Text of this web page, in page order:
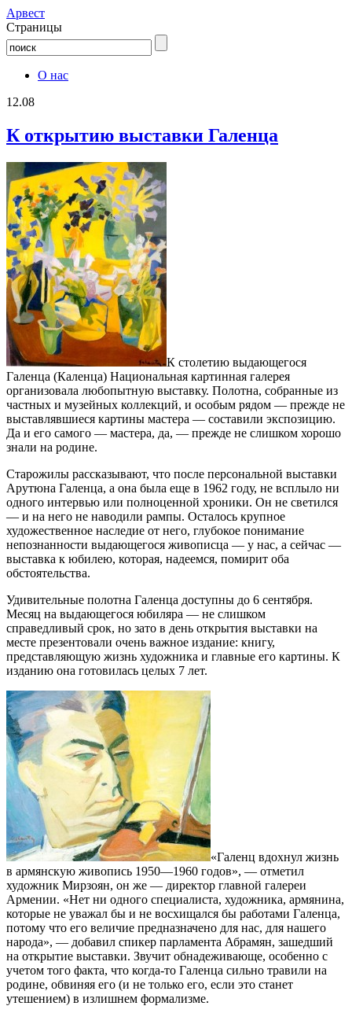
Aрвест
Страницы
О нас
12.08
К открытию выставки Галенца
К столетию выдающегося
Галенца (Каленца) Национальная картинная галерея
организовала любопытную выставку. Полотна, собранные из
частных и музейных коллекций, и особым рядом — прежде не
выставлявшиеся картины мастера — составили экспозицию.
Да и его самого — мастера, да, — прежде не слишком хорошо
знали на родине.
Старожилы рассказывают, что после персональной выставки
Арутюна Галенца, а она была еще в 1962 году, не всплыло ни
одного интервью или полноценной хроники. Он не светился
— и на него не наводили рампы. Осталось крупное
художественное наследие от него, глубокое понимание
непознанности выдающегося живописца — у нас, а сейчас —
выставка к юбилею, которая, надеемся, помирит оба
обстоятельства.
Удивительные полотна Галенца доступны до 6 сентября.
Месяц на выдающегося юбиляра — не слишком
справедливый срок, но зато в день открытия выставки на
месте презентовали очень важное издание: книгу,
представляющую жизнь художника и главные его картины. К
изданию она готовилась целых 7 лет.
«Галенц вдохнул жизнь
в армянскую живопись 1950—1960 годов», — отметил
художник Мирзоян, он же — директор главной галереи
Армении. «Нет ни одного специалиста, художника, армянина,
которые не уважал бы и не восхищался бы работами Галенца,
потому что его величие предназначено для нас, для нашего
народа», — добавил спикер парламента Абрамян, зашедший
на открытие выставки. Звучит обнадеживающе, особенно с
учетом того факта, что когда-то Галенца сильно травили на
родине, обвиняя его (и не только его, если это станет
утешением) в излишнем формализме.